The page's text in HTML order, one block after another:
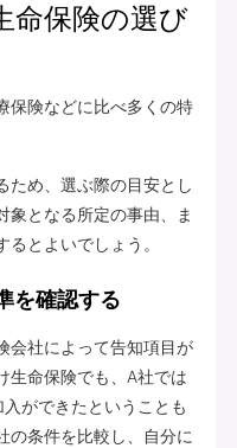
命保険の選び
保険などに比べ多くの特
ため、選ぶ際の目安とし
象となる所定の事由、ま
とよいでしょう。
を確認する
会社によって告知項目が
生命保険でも、A社では
ができたということも
の条件を比較し、自分に